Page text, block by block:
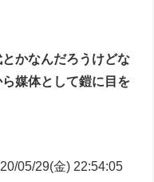
かなんだろうけどな
媒体として鎧に目を
05/29(金) 22:54:05